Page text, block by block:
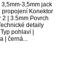
3,5mm jack
propojení Konektor
2 | 3.5mm Povrch
detaily
pohlaví |
| černá...